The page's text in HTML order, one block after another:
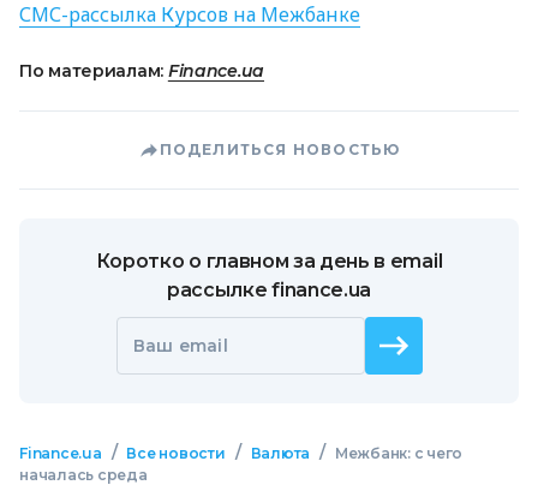
СМС-рассылка Курсов на Межбанке
По материалам: Finance.ua
ПОДЕЛИТЬСЯ НОВОСТЬЮ
Коротко о главном за день в email
рассылке finance.ua
Ваш email
Finance.ua / Все новости / Валюта /
Межбанк: с чего
началась среда